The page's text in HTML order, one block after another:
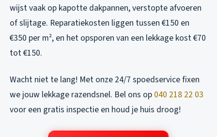
wijst vaak op kapotte dakpannen, verstopte afvoeren
of slijtage. Reparatiekosten liggen tussen €150 en
€350 per m², en het opsporen van een lekkage kost €70
tot €150.
Wacht niet te lang! Met onze 24/7 spoedservice fixen
we jouw lekkage razendsnel. Bel ons op 040 218 22 03
voor een gratis inspectie en houd je huis droog!